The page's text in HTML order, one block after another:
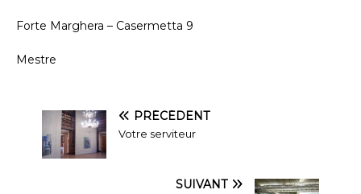
Forte Marghera – Casermetta 9
Mestre
PRÉCÉDENT
Votre serviteur
SUIVANT